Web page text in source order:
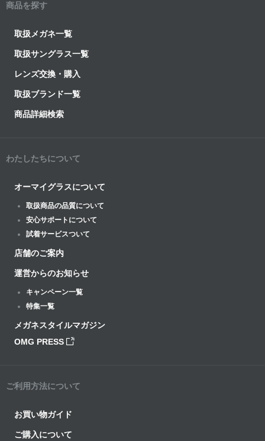
商品を探す
取扱メガネ一覧
取扱サングラス一覧
レンズ交換・購入
取扱ブランド一覧
商品詳細検索
わたしたちについて
オーマイグラスについて
取扱商品の品質について
安心サポートについて
試着サービスついて
店舗のご案内
運営からのお知らせ
キャンペーン一覧
特集一覧
メガネスタイルマガジン
OMG PRESS
ご利用方法について
お買い物ガイド
ご購入について